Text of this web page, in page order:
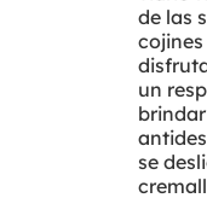
de las
un
se